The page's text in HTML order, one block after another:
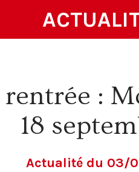
:
18
Actualité du 03/